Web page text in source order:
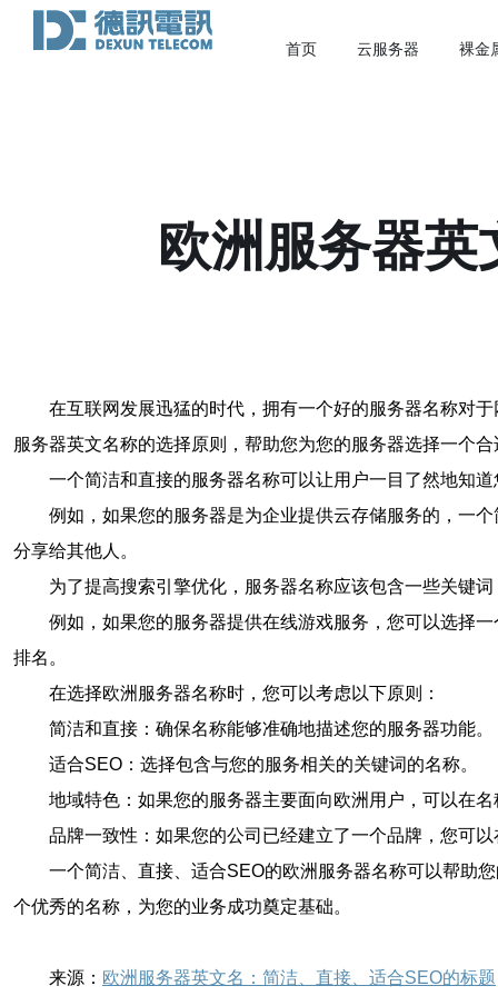
首页 云服务器 裸金
欧洲服务器
在互联网发展迅猛的时代，拥有一个好的服务器名称对
服务器英文名称的选择原则，帮助您为您的服务器选择一个
一个简洁和直接的服务器名称可以让用户一目了然地知
例如，如果您的服务器是为企业提供云存储服务的，一
分享给其他人。
为了提高搜索引擎优化，服务器名称应该包含一些关键
例如，如果您的服务器提供在线游戏服务，您可以选择
排名。
在选择欧洲服务器名称时，您可以考虑以下原则：
简洁和直接：确保名称能够准确地描述您的服务器功能。
适合SEO：选择包含与您的服务相关的关键词的名称。
地域特色：如果您的服务器主要面向欧洲用户，可以在名
品牌一致性：如果您的公司已经建立了一个品牌，您可
一个简洁、直接、适合SEO的欧洲服务器名称可以帮助
个优秀的名称，为您的业务成功奠定基础。
来源： 欧洲服务器英文名：简洁、直接、适合SEO的标题